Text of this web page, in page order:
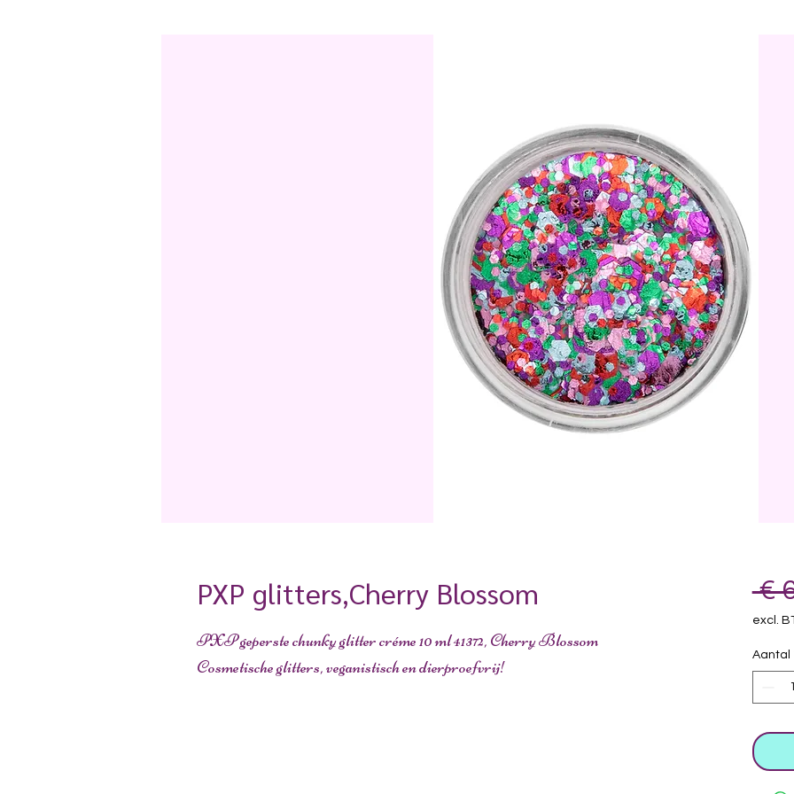
PXP glitters,Cherry Blossom
PXP geperste chunky glitter créme 10 ml 41372, Cherry Blossom
Cosmetische glitters, veganistisch en dierproefvrij!
€
excl.
Aantal